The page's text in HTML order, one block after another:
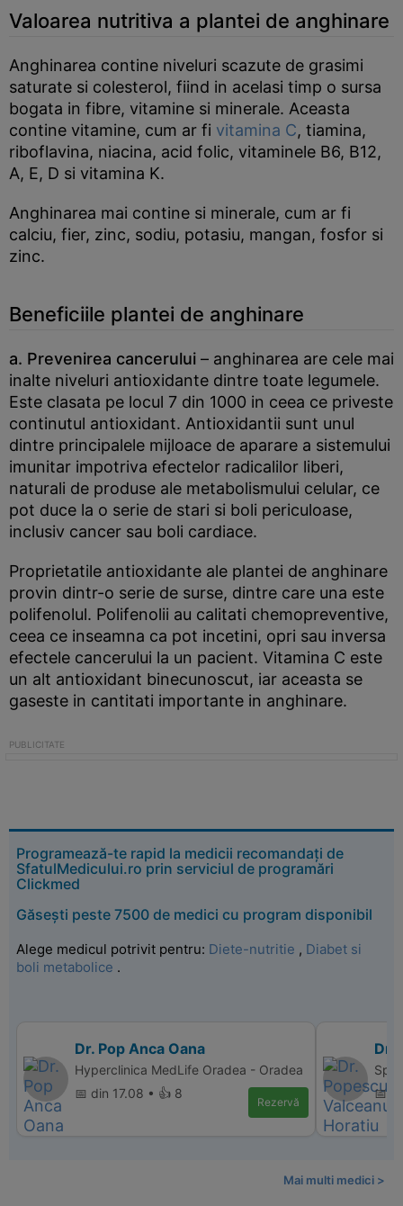
Valoarea nutritiva a plantei de anghinare
Anghinarea contine niveluri scazute de grasimi
saturate si colesterol, fiind in acelasi timp o sursa
bogata in fibre, vitamine si minerale. Aceasta
contine vitamine, cum ar fi vitamina C, tiamina,
riboflavina, niacina, acid folic, vitaminele B6, B12,
A, E, D si vitamina K.
Anghinarea mai contine si minerale, cum ar fi
calciu, fier, zinc, sodiu, potasiu, mangan, fosfor si
zinc.
Beneficiile plantei de anghinare
a. Prevenirea cancerului – anghinarea are cele mai
inalte niveluri antioxidante dintre toate legumele.
Este clasata pe locul 7 din 1000 in ceea ce priveste
continutul antioxidant. Antioxidantii sunt unul
dintre principalele mijloace de aparare a sistemului
imunitar impotriva efectelor radicalilor liberi,
naturali de produse ale metabolismului celular, ce
pot duce la o serie de stari si boli periculoase,
inclusiv cancer sau boli cardiace.
Proprietatile antioxidante ale plantei de anghinare
provin dintr-o serie de surse, dintre care una este
polifenolul. Polifenolii au calitati chemopreventive,
ceea ce inseamna ca pot incetini, opri sau inversa
efectele cancerului la un pacient. Vitamina C este
un alt antioxidant binecunoscut, iar aceasta se
gaseste in cantitati importante in anghinare.
Programează-te rapid la medicii recomandați de
SfatulMedicului.ro prin serviciul de programări
Clickmed
Găsești peste 7500 de medici cu program disponibil
Alege medicul potrivit pentru: Diete-nutritie , Diabet si
boli metabolice .
Dr. Pop Anca Oana
Hyperclinica MedLife Oradea - Oradea
📅 din 17.08 • 👍 8
Rezervă
Dr.
📅
Mai multi medici >